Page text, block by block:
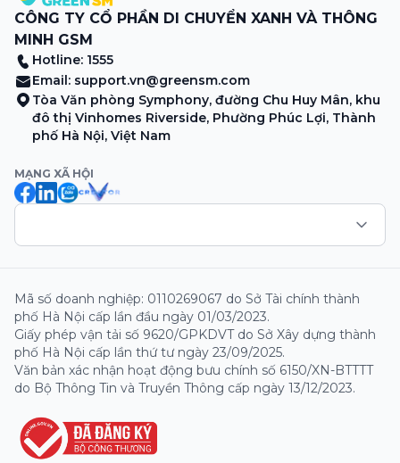
CÔNG TY CỔ PHẦN DI CHUYỂN XANH VÀ THÔNG
MINH GSM
Hotline: 1555
Email: support.vn@greensm.com
Tòa Văn phòng Symphony, đường Chu Huy Mân, khu
đô thị Vinhomes Riverside, Phường Phúc Lợi, Thành
phố Hà Nội, Việt Nam
MẠNG XÃ HỘI
Mã số doanh nghiệp: 0110269067 do Sở Tài chính thành
phố Hà Nội cấp lần đầu ngày 01/03/2023.
Giấy phép vận tải số 9620/GPKDVT do Sở Xây dựng thành
phố Hà Nội cấp lần thứ tư ngày 23/09/2025.
Văn bản xác nhận hoạt động bưu chính số 6150/XN-BTTTT
do Bộ Thông Tin và Truyền Thông cấp ngày 13/12/2023.